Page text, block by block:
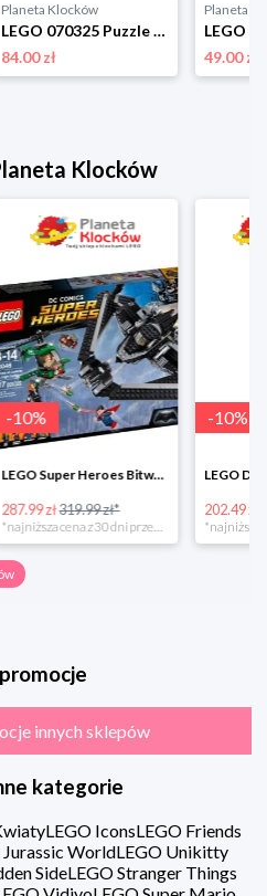
Planeta Klocków
LEGO 070325 Puzzle Butterflies & Blooms (1000 elementów) Lego
84.00 zł
Planeta
49.00 zł
Klocków
-10%
LEGO Super Heroes Bitwa powietrzna w super cenie
287.99 zł319.99 zł*
*najniższa cena z 30 dni przed obniżką
-10%
202.49 zł
innych sklepów
kategorie
LEGO IconsLEGO Friends
Jurassic WorldLEGO Unikitty
SideLEGO Stranger Things